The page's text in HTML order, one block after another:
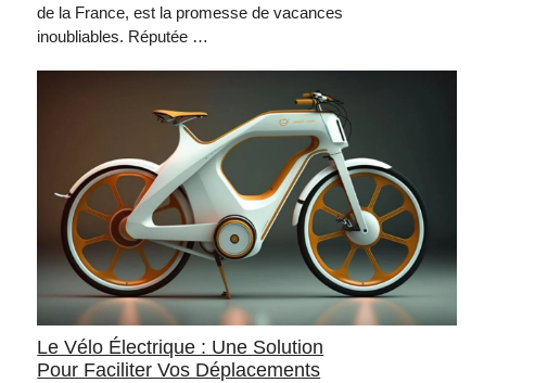
de la France, est la promesse de vacances
inoubliables. Réputée …
Le Vélo Électrique : Une Solution
Pour Faciliter Vos Déplacements